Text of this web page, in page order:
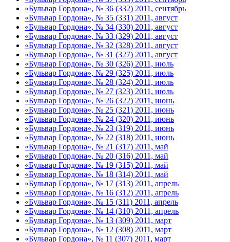
«Бульвар Гордона», № 36 (332) 2011, сентябрь
«Бульвар Гордона», № 35 (331) 2011, август
«Бульвар Гордона», № 34 (330) 2011, август
«Бульвар Гордона», № 33 (329) 2011, август
«Бульвар Гордона», № 32 (328) 2011, август
«Бульвар Гордона», № 31 (327) 2011, август
«Бульвар Гордона», № 30 (326) 2011, июль
«Бульвар Гордона», № 29 (325) 2011, июль
«Бульвар Гордона», № 28 (324) 2011, июль
«Бульвар Гордона», № 27 (323) 2011, июль
«Бульвар Гордона», № 26 (322) 2011, июнь
«Бульвар Гордона», № 25 (321) 2011, июнь
«Бульвар Гордона», № 24 (320) 2011, июнь
«Бульвар Гордона», № 23 (319) 2011, июнь
«Бульвар Гордона», № 22 (318) 2011, июнь
«Бульвар Гордона», № 21 (317) 2011, май
«Бульвар Гордона», № 20 (316) 2011, май
«Бульвар Гордона», № 19 (315) 2011, май
«Бульвар Гордона», № 18 (314) 2011, май
«Бульвар Гордона», № 17 (313) 2011, апрель
«Бульвар Гордона», № 16 (312) 2011, апрель
«Бульвар Гордона», № 15 (311) 2011, апрель
«Бульвар Гордона», № 14 (310) 2011, апрель
«Бульвар Гордона», № 13 (309) 2011, март
«Бульвар Гордона», № 12 (308) 2011, март
«Бульвар Гордона», № 11 (307) 2011, март